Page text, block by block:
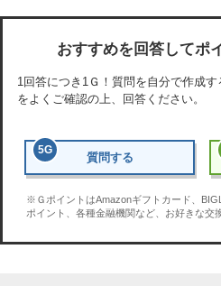
おすすめを回答してポ
1回答につき 1Ｇ ！質問を自分で作成す
をよくご確認の上、回答ください。
5G
質問する
※ＧポイントはAmazonギフトカード、
ポイント、各種金融機関など、お好きな交